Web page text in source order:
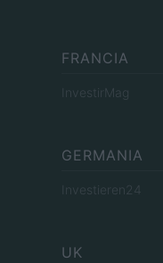
FRANCIA
InvestirMag
GERMANIA
Investieren24
UK